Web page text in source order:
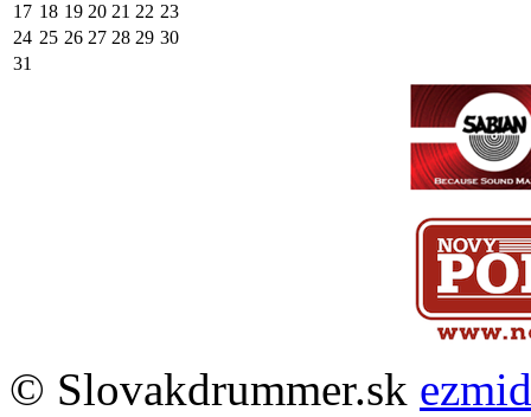
17 18 19 20 21 22 23
24 25 26 27 28 29 30
31
© Slovakdrummer.sk